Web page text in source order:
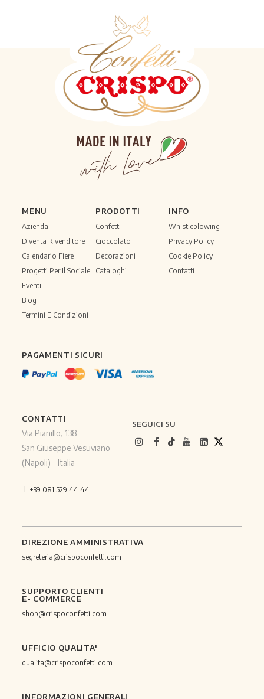
MENU
Azienda
Diventa Rivenditore
Calendario Fiere
Progetti Per Il Sociale
Eventi
Blog
Termini E Condizioni
PRODOTTI
Confetti
Cioccolato
Decorazioni
Cataloghi
INFO
Whistleblowing
Privacy Policy
Cookie Policy
Contatti
PAGAMENTI SICURI
CONTATTI
Via Pianillo, 138
San Giuseppe Vesuviano
(Napoli) - Italia
T +39 081 529 44 44
SEGUICI SU
DIREZIONE AMMINISTRATIVA
segreteria@crispoconfetti.com
SUPPORTO CLIENTI
E- COMMERCE
shop@crispoconfetti.com
UFFICIO QUALITA'
qualita@crispoconfetti.com
INFORMAZIONI GENERALI